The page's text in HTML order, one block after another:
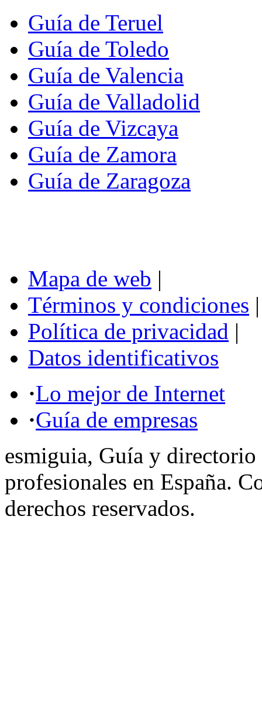
Guía de Teruel
Guía de Toledo
Guía de Valencia
Guía de Valladolid
Guía de Vizcaya
Guía de Zamora
Guía de Zaragoza
Mapa de web |
Términos y condiciones |
Política de privacidad |
Datos identificativos
·Lo mejor de Internet
·Guía de empresas
esmiguia, Guía y directorio
profesionales en España.
derechos reservados.